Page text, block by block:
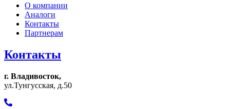
О компании
Аналоги
Контакты
Партнерам
Контакты
г. Владивосток,
ул.Тунгусская, д.50